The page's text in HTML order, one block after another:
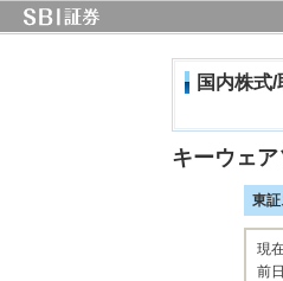
国内株式
キーウェ
東証
現
前